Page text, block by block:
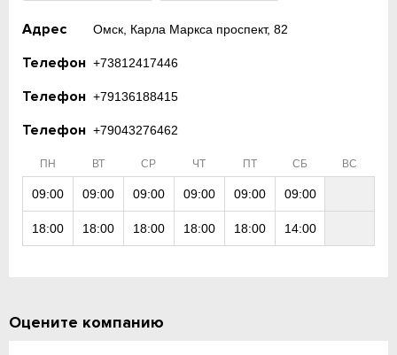
Адрес Омск, Карла Маркса проспект, 82
Телефон +73812417446
Телефон +79136188415
Телефон +79043276462
ПН ВТ СР ЧТ ПТ СБ ВС
09:00 09:00 09:00 09:00 09:00 09:00
18:00 18:00 18:00 18:00 18:00 14:00
Оцените компанию